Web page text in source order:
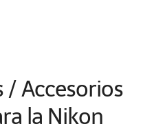
Accesorios
la Nikon